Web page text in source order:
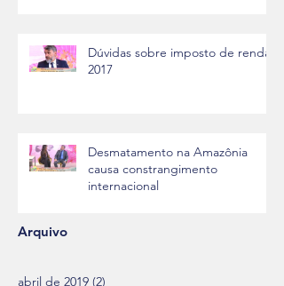
Arquivo
Dúvidas sobre imposto de renda
2017
Desmatamento na Amazônia
causa constrangimento
internacional
abril de 2019 (2)